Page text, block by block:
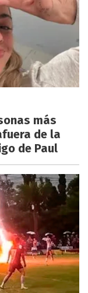
más
de la
de Paul